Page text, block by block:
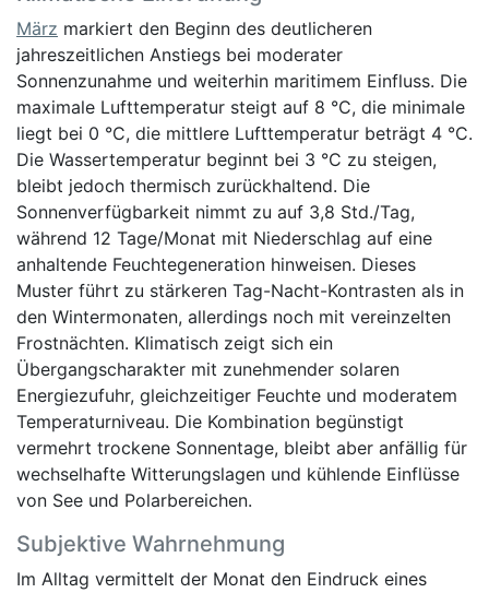
März markiert den Beginn des deutlicheren
jahreszeitlichen Anstiegs bei moderater
Sonnenzunahme und weiterhin maritimem Einfluss. Die
maximale Lufttemperatur steigt auf 8 °C, die minimale
liegt bei 0 °C, die mittlere Lufttemperatur beträgt 4 °C.
Die Wassertemperatur beginnt bei 3 °C zu steigen,
bleibt jedoch thermisch zurückhaltend. Die
Sonnenverfügbarkeit nimmt zu auf 3,8 Std./Tag,
während 12 Tage/Monat mit Niederschlag auf eine
anhaltende Feuchtegeneration hinweisen. Dieses
Muster führt zu stärkeren Tag-Nacht-Kontrasten als in
den Wintermonaten, allerdings noch mit vereinzelten
Frostnächten. Klimatisch zeigt sich ein
Übergangscharakter mit zunehmender solaren
Energiezufuhr, gleichzeitiger Feuchte und moderatem
Temperaturniveau. Die Kombination begünstigt
vermehrt trockene Sonnentage, bleibt aber anfällig für
wechselhafte Witterungslagen und kühlende Einflüsse
von See und Polarbereichen.
Subjektive Wahrnehmung
Im Alltag vermittelt der Monat den Eindruck eines